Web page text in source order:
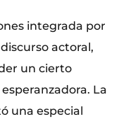
integrada por
actoral,
un cierto
La
una especial